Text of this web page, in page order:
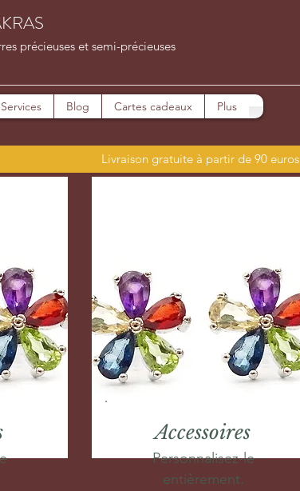
précieuses et semi-précieuses
Services Blog Cartes cadeaux Plus
Livraison gratuite à partir de 90 euros
Accessoires
Personnalisez-le
entièrement.